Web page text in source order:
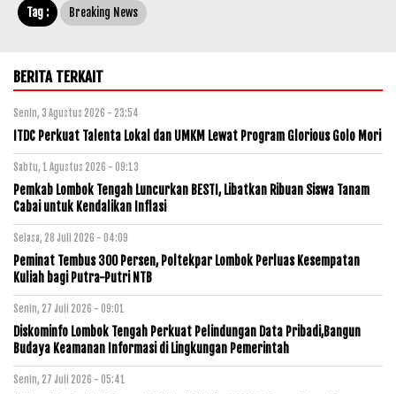
Tag : Breaking News
BERITA TERKAIT
Senin, 3 Agustus 2026 - 23:54
ITDC Perkuat Talenta Lokal dan UMKM Lewat Program Glorious Golo Mori
Sabtu, 1 Agustus 2026 - 09:13
Pemkab Lombok Tengah Luncurkan BESTI, Libatkan Ribuan Siswa Tanam
Cabai untuk Kendalikan Inflasi
Selasa, 28 Juli 2026 - 04:09
Peminat Tembus 300 Persen, Poltekpar Lombok Perluas Kesempatan
Kuliah bagi Putra-Putri NTB
Senin, 27 Juli 2026 - 09:01
Diskominfo Lombok Tengah Perkuat Pelindungan Data Pribadi,Bangun
Budaya Keamanan Informasi di Lingkungan Pemerintah
Senin, 27 Juli 2026 - 05:41